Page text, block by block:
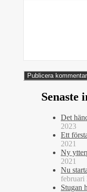
Senaste
Det
2023
Ett
2021
Ny
2021
Nu
februari
Stugan